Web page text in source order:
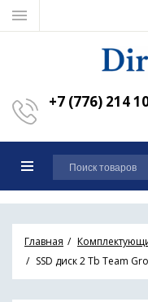
+7 (776) 214
Главная
SSD диск 2 Tb Team